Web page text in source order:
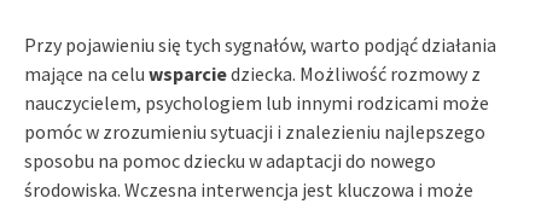
Przy pojawieniu się tych sygnałów, warto podjąć działania
mające na celu wsparciedziecka. Możliwość rozmowy z
nauczycielem, psychologiem lub innymi rodzicami może
pomóc w zrozumieniu sytuacji i znalezieniu najlepszego
sposobu na pomoc dziecku w adaptacji do nowego
środowiska. Wczesna interwencja jest kluczowa i może